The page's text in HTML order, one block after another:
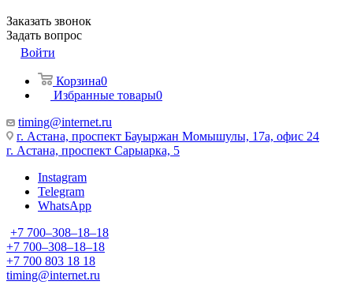
Заказать звонок
Задать вопрос
Войти
Корзина0
Избранные товары0
timing@internet.ru
г. Астана, проспект Бауыржан Момышулы, 17а, офис 24
г. Астана, проспект Сарыарка, 5
Instagram
Telegram
WhatsApp
+7 700‒308‒18‒18
+7 700‒308‒18‒18
+7 700 803 18 18
timing@internet.ru